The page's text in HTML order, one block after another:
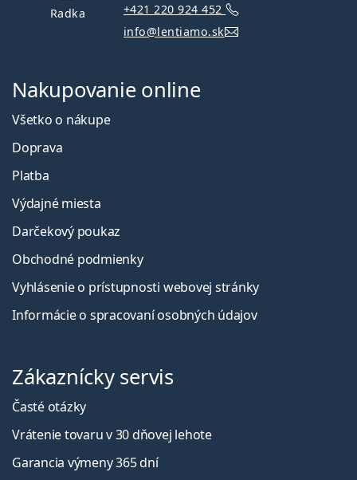
Radka
+421 220 924 452
info@lentiamo.sk
Nakupovanie online
Všetko o nákupe
Doprava
Platba
Výdajné miesta
Darčekový poukaz
Obchodné podmienky
Vyhlásenie o prístupnosti webovej stránky
Informácie o spracovaní osobných údajov
Zákaznícky servis
Časté otázky
Vrátenie tovaru v 30 dňovej lehote
Garancia výmeny 365 dní